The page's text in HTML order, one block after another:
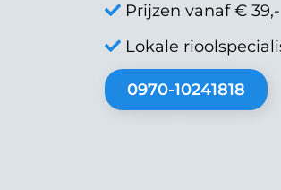
Prijzen vanaf € 39,-
Lokale
0970-10241818